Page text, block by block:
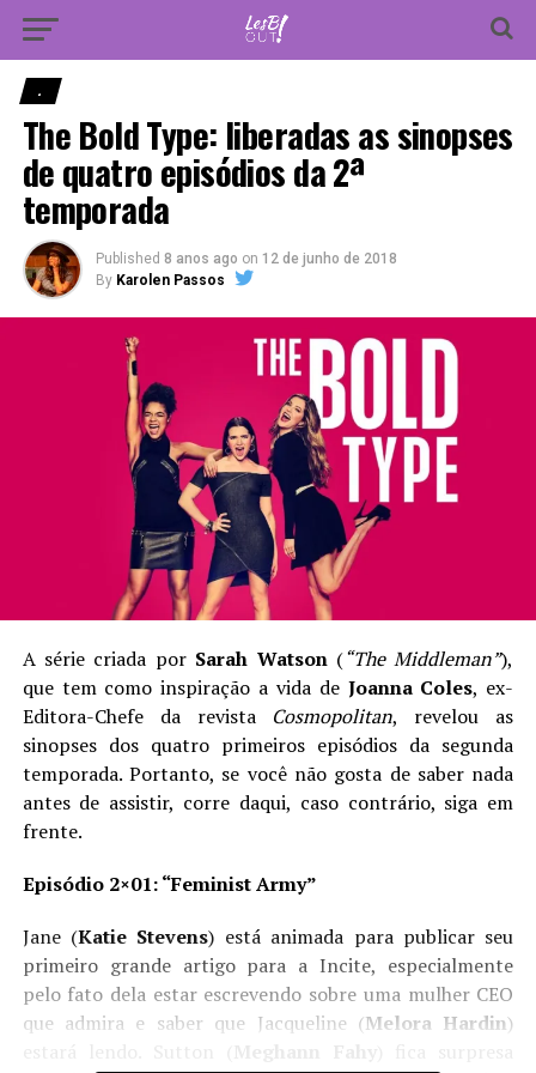
.
The Bold Type: liberadas as sinopses
de quatro episódios da 2ª
temporada
Published 8 anos ago on 12 de junho de 2018
By Karolen Passos
A série criada por Sarah Watson(“The Middleman”),
que tem como inspiração a vida de Joanna Coles, ex-
Editora-Chefe da revista Cosmopolitan, revelou as
sinopses dos quatro primeiros episódios da segunda
temporada. Portanto, se você não gosta de saber nada
antes de assistir, corre daqui, caso contrário, siga em
frente.
Episódio 2×01: “Feminist Army”
Jane (Katie Stevens) está animada para publicar seu
primeiro grande artigo para a Incite, especialmente
pelo fato dela estar escrevendo sobre uma mulher CEO
que admira e saber que Jacqueline (Melora Hardin)
Vá para versão mobile